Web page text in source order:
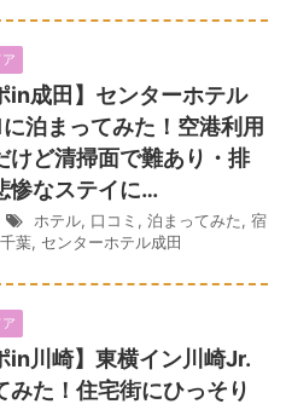
in成田】センターホテル
泊まってみた！空港利用
けど清掃面で難あり・排
惨なステイに…
ホテル, 口コミ , 泊まってみた, 宿
千葉, センターホテル成田
in川崎】東横イン川崎Jr.
みた！住宅街にひっそり